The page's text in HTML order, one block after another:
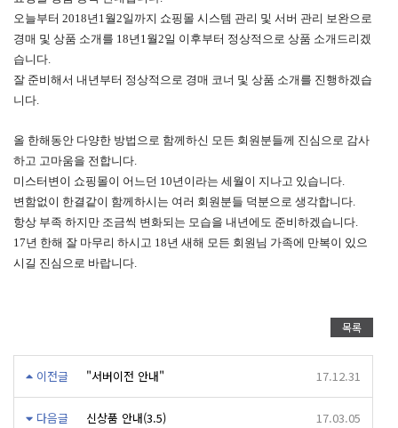
오늘부터 2018년1월2일까지 쇼핑몰 시스템 관리 및 서버 관리 보완으로
경매 및 상품 소개를 18년1월2일 이후부터 정상적으로 상품 소개드리겠
습니다.
잘 준비해서 내년부터 정상적으로 경매 코너 및 상품 소개를 진행하겠습
니다.
올 한해동안 다양한 방법으로 함께하신 모든 회원분들께 진심으로 감사
하고 고마움을 전합니다.
미스터변이 쇼핑몰이 어느던 10년이라는 세월이 지나고 있습니다.
변함없이 한결같이 함께하시는 여러 회원분들 덕분으로 생각합니다.
항상 부족 하지만 조금씩 변화되는 모습을 내년에도 준비하겠습니다.
17년 한해 잘 마무리 하시고 18년 새해 모든 회원님 가족에 만복이 있으
시길 진심으로 바랍니다.
목록
이전글 "서버이전 안내" 17.12.31
다음글 신상품 안내(3.5) 17.03.05